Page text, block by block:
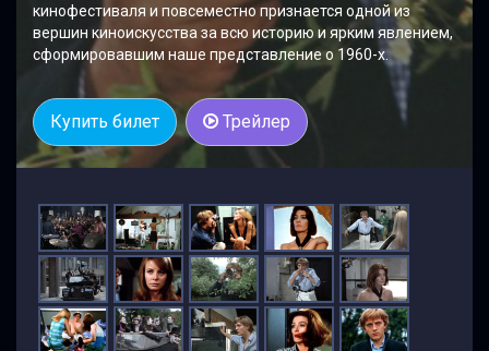
кинофестиваля и повсеместно признается одной из
вершин киноискусства за всю историю и ярким явлением,
сформировавшим наше представление о 1960-х.
Купить билет Трейлер